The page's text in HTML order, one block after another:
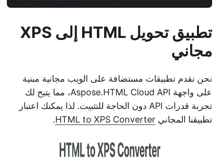
تطبيق تحويل HTML إلى XPS
مجاني
نحن نقدم تطبيقات مستضافة على الويب مجانية مبنية
على واجهة Aspose.HTML Cloud API، مما يتيح لك
تجربة قدرات API دون الحاجة للتثبيت. لذا يمكنك اعتبار
تطبيقنا المجاني HTML to XPS Converter
.